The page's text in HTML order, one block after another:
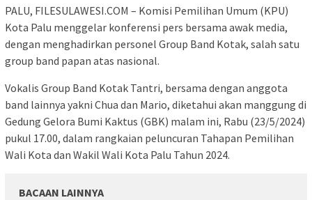
PALU, FILESULAWESI.COM – Komisi Pemilihan Umum (KPU)
Kota Palu menggelar konferensi pers bersama awak media,
dengan menghadirkan personel Group Band Kotak, salah satu
group band papan atas nasional.
Vokalis Group Band Kotak Tantri, bersama dengan anggota
band lainnya yakni Chua dan Mario, diketahui akan manggung di
Gedung Gelora Bumi Kaktus (GBK) malam ini, Rabu (23/5/2024)
pukul 17.00, dalam rangkaian peluncuran Tahapan Pemilihan
Wali Kota dan Wakil Wali Kota Palu Tahun 2024.
BACAAN LAINNYA